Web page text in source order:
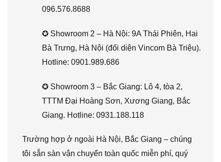
096.576.8688
✪ Showroom 2 – Hà Nội: 9A Thái Phiên, Hai
Bà Trưng, Hà Nội (đối diện Vincom Bà Triệu).
Hotline: 0901.989.686
✪ Showroom 3 – Bắc Giang: Lô 4, tòa 2,
TTTM Đại Hoàng Sơn, Xương Giang, Bắc
Giang. Hotline: 0931.188.118
Trường hợp ở ngoài Hà Nội, Bắc Giang – chúng
tôi sẵn sàn vận chuyển toàn quốc miễn phí, quý